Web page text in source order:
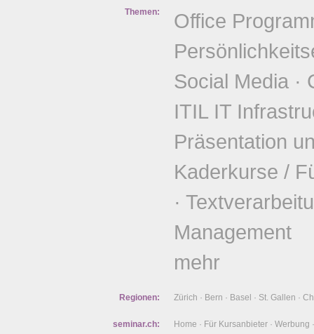
Themen:
Office
Social Media ·
ITIL IT
Präsentation
Kaderkurse /
·
Management
mehr
Regionen: Zürich · Bern · Basel · St. Gallen ·
seminar.ch: Home · Für Kursanbieter · Werbung